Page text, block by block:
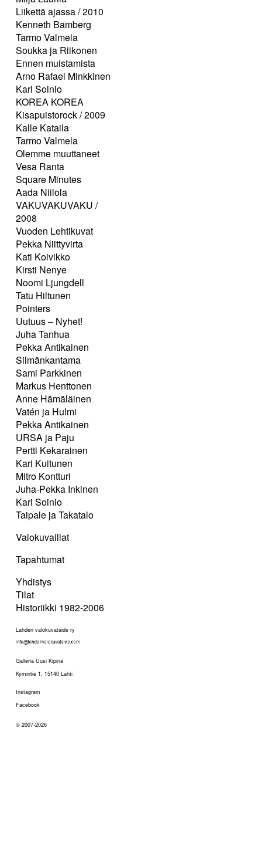
Liikettä ajassa / 2010
Kenneth Bamberg
Tarmo Valmela
Soukka ja Riikonen
Ennen muistamista
Arno Rafael Minkkinen
Kari Soinio
KOREA KOREA
Kisapuistorock / 2009
Kalle Kataila
Tarmo Valmela
Olemme muuttaneet
Vesa Ranta
Square Minutes
Aada Niilola
VAKUVAKUVAKU /
2008
Vuoden Lehtikuvat
Pekka Niittyvirta
Kati Koivikko
Kirsti Nenye
Noomi Ljungdell
Tatu Hiltunen
Pointers
Uutuus – Nyhet!
Juha Tanhua
Pekka Antikainen
Silmänkantama
Sami Parkkinen
Markus Henttonen
Anne Hämäläinen
Vatén ja Hulmi
Pekka Antikainen
URSA ja Paju
Pertti Kekarainen
Kari Kuitunen
Mitro Kontturi
Juha-Pekka Inkinen
Kari Soinio
Taipale ja Takatalo
Valokuvaillat
Tapahtumat
Yhdistys
Tilat
Historiikki 1982-2006
Lahden valokuvataide ry
Galleria Uusi Kipinä
Kymintie 1, 15140 Lahti
Instagram
Facebook
© 2007-2026